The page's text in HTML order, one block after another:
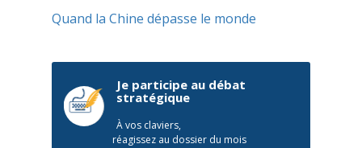
Quand la Chine dépasse le monde
Je participe au débat
stratégique
À vos claviers,
réagissez au dossier du mois